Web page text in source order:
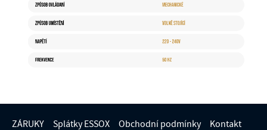
ZÁRUKY Splátky ESSOX Obchodní podmínky Kontakt